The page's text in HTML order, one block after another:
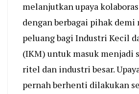
melanjutkan upaya
dengan berbagai pihak demi
peluang bagi Industri Kecil
(IKM) untuk masuk menjadi
ritel dan industri besar.
pernah berhenti dilakukan